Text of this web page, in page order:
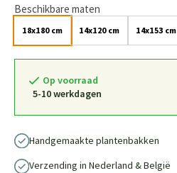
Beschikbare maten
18x180 cm 14x120 cm 14x153 cm
Op voorraad
5-10 werkdagen
Handgemaakte plantenbakken
Verzending in Nederland & België